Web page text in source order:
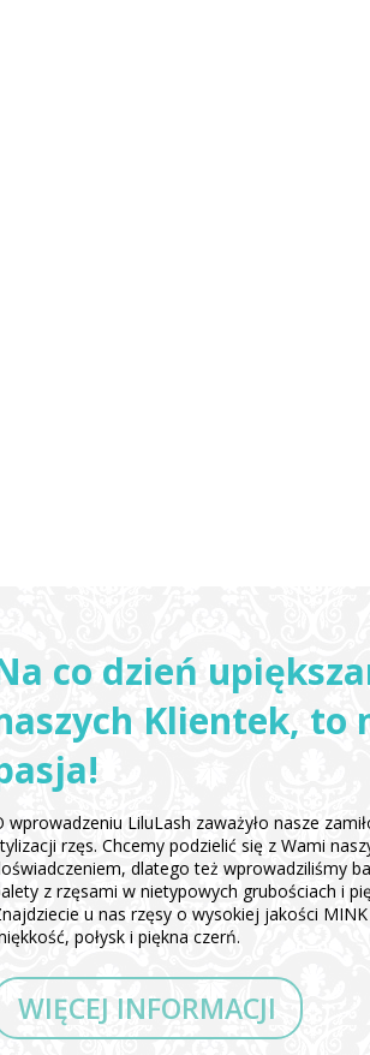
co dzień
Klientek, to
wprowadzeniu LiluLash zaważyło nasze
rzęs. Chcemy podzielić się z Wami
dlatego też wprowadziliśmy
z rzęsami w nietypowych grubościach i
u nas rzęsy o wysokiej jakości MINK
połysk i piękna czerń.
WIĘCEJ INFORMACJI